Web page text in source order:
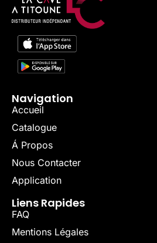
Navigation
Accueil
Catalogue
Á Propos
Nous Contacter
Application
Liens Rapides
FAQ
Mentions Légales